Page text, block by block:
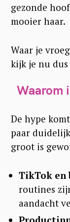
gezonde
mooier haar.
Waar je
kijk je nu dus
Waarom
De hype
paar
groot is
TikTok en
routines
aandacht